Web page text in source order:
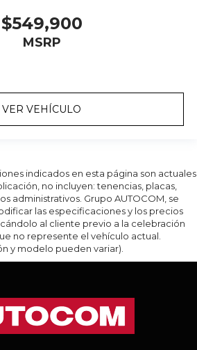
$549,900
MSRP
VER VEHÍCULO
indicados en esta página son actuales
no incluyen: tenencias, placas,
administrativos. Grupo AUTOCOM, se
las especificaciones y los precios
al cliente previo a la celebración
no represente el vehículo actual.
y modelo pueden variar).